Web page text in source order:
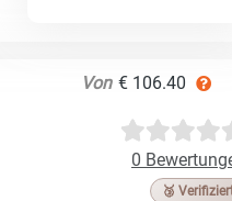
Von € 106.40
0
🥉